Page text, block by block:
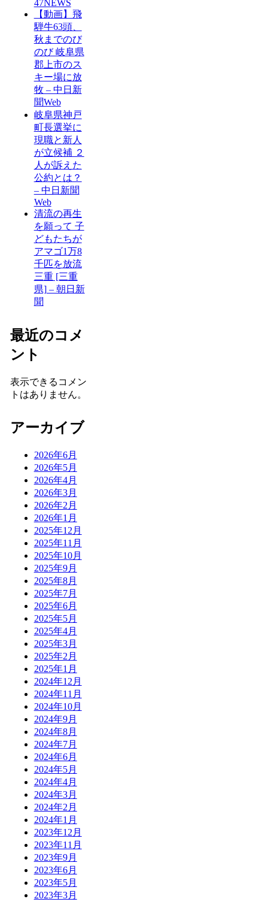
47NEWS
【動画】飛
騨牛63頭、
秋までのび
のび 岐阜県
郡上市のス
キー場に放
牧 – 中日新
聞Web
岐阜県神戸
町長選挙に
現職と新人
が立候補 ２
人が訴えた
公約とは？
– 中日新聞
Web
清流の再生
を願って 子
どもたちが
アマゴ1万8
千匹を放流
三重 [三重
県] – 朝日新
聞
最近のコメ
ント
表示できるコメン
トはありません。
アーカイブ
2026年6月
2026年5月
2026年4月
2026年3月
2026年2月
2026年1月
2025年12月
2025年11月
2025年10月
2025年9月
2025年8月
2025年7月
2025年6月
2025年5月
2025年4月
2025年3月
2025年2月
2025年1月
2024年12月
2024年11月
2024年10月
2024年9月
2024年8月
2024年7月
2024年6月
2024年5月
2024年4月
2024年3月
2024年2月
2024年1月
2023年12月
2023年11月
2023年9月
2023年6月
2023年5月
2023年3月